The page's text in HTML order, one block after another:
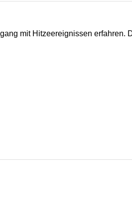
mit Hitzeereignissen